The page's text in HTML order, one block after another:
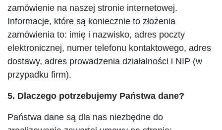
zamówienie na naszej stronie internetowej.
Informacje, które są koniecznie to złożenia
zamówienia to: imię i nazwisko, adres poczty
elektronicznej, numer telefonu kontaktowego, adres
dostawy, adres prowadzenia działalności i NIP (w
przypadku firm).
5. Dlaczego potrzebujemy Państwa dane?
Państwa dane są dla nas niezbędne do